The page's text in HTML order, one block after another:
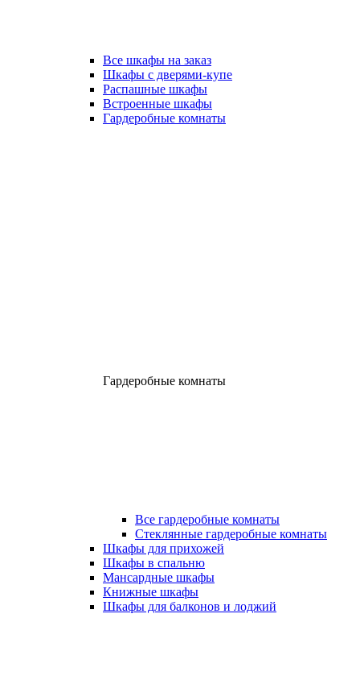
Все шкафы на заказ
Шкафы с дверями-купе
Распашные шкафы
Встроенные шкафы
Гардеробные комнаты
Гардеробные комнаты
Все гардеробные комнаты
Стеклянные гардеробные комнаты
Шкафы для прихожей
Шкафы в спальню
Мансардные шкафы
Книжные шкафы
Шкафы для балконов и лоджий